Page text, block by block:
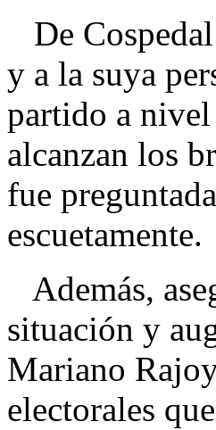
De
y a la suya
partido a
alcanzan los
fue
escuetamente.
Además,
situación y
Mariano
electorales